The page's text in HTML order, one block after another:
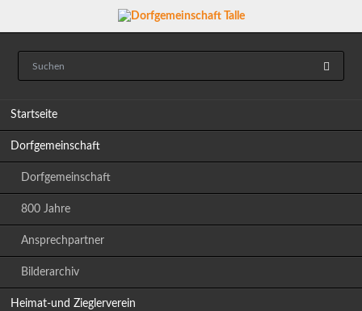
Startseite
Dorfgemeinschaft
Dorfgemeinschaft
800 Jahre
Ansprechpartner
Bilderarchiv
Heimat-und Zieglerverein